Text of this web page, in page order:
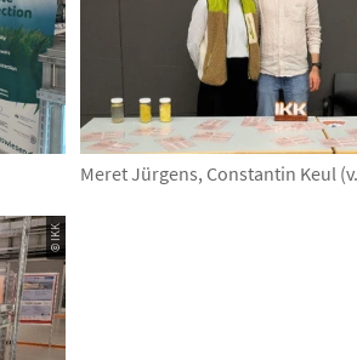
Meret Jürgens, Constantin Keul
© IKK